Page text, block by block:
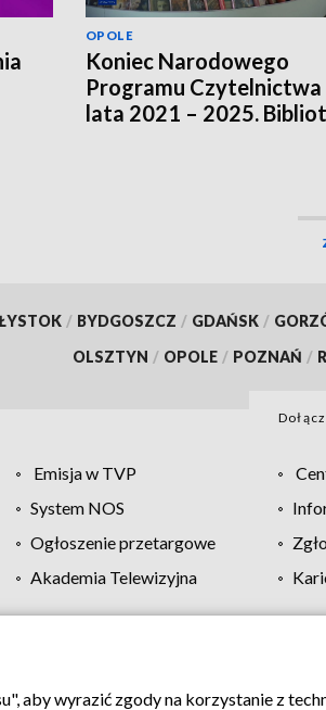
OPOLE
Koniec Narodowego
Programu Czytelnictwa
lata 2021 – 2025.
/ BYDGOSZCZ / GDAŃSK /
OLSZTYN / OPOLE / POZNAŃ /
Emisja w TVP
System NOS
Ogłoszenie przetargowe
Akademia Telewizyjna
Regulamin TVP Polityka prywatności
aby wyrazić zgody na korzystanie z